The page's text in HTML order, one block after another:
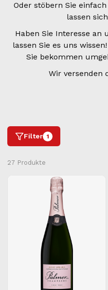
Oder stöbern Sie
lassen
Haben Sie Interesse an
lassen Sie es uns
Sie bekommen
Wir versenden
Filter 1
27 Produkte